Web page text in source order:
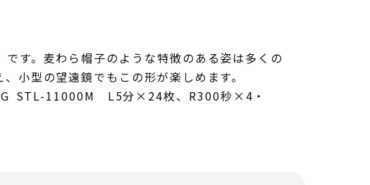
す。麦わら帽子のような特徴のある姿は多くの
小型の望遠鏡でもこの形が楽しめます。
STL-11000M L5分×24枚、R300秒×4・